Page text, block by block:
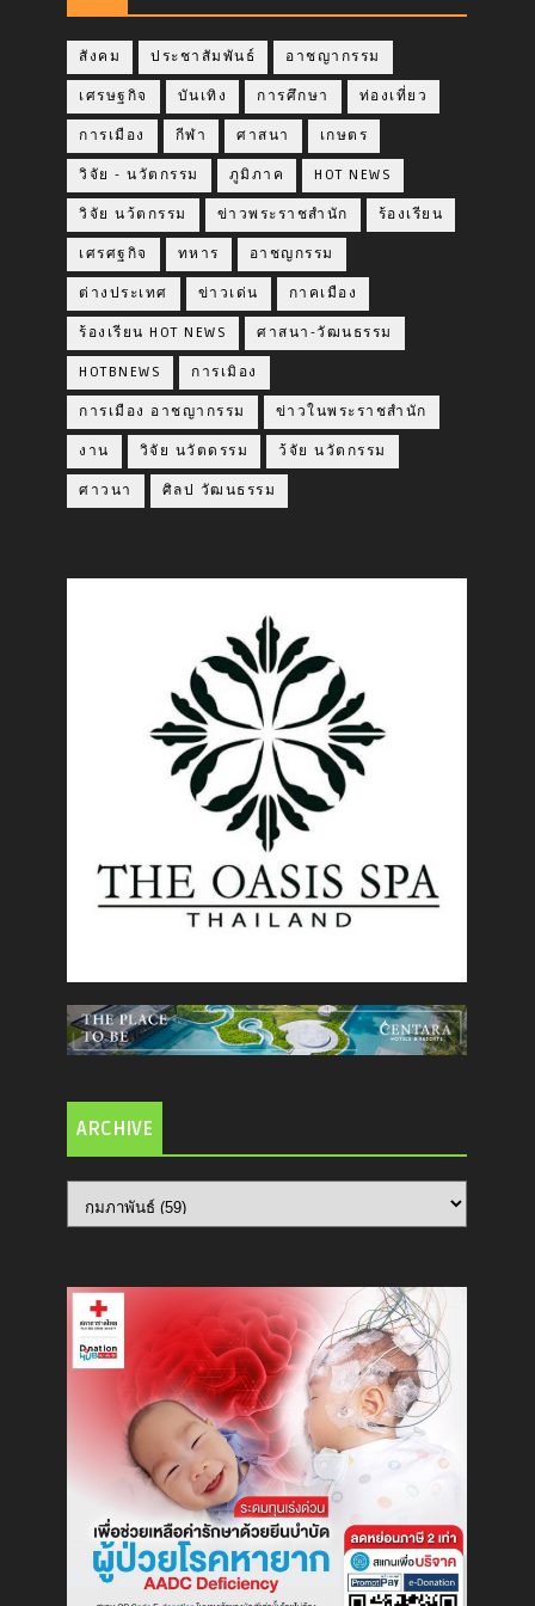
สังคม ประชาสัมพันธ์ อาชญากรรม
เศรษฐกิจ บันเทิง การศึกษา ท่องเที่ยว
การเมือง กีฬา ศาสนา เกษตร
วิจัย - นวัตกรรม ภูมิภาค HOT NEWS
วิจัย นว้ตกรรม ข่าวพระราชสำนัก ร้องเรียน
เศรศฐกิจ ทหาร อาชญกรรม
ต่างประเทศ ข่าวเด่น กาคเมือง
ร้องเรียน HOT NEWS ศาสนา-วัฒนธรรม
HOTBNEWS การเมิอง
การเมือง อาชญากรรม ข่าวในพระราชสำนัก
งาน วิจัย นวัตดรรม ว้จัย นวัตกรรม
ศาวนา ศิลป วัฒนธรรม
ARCHIVE